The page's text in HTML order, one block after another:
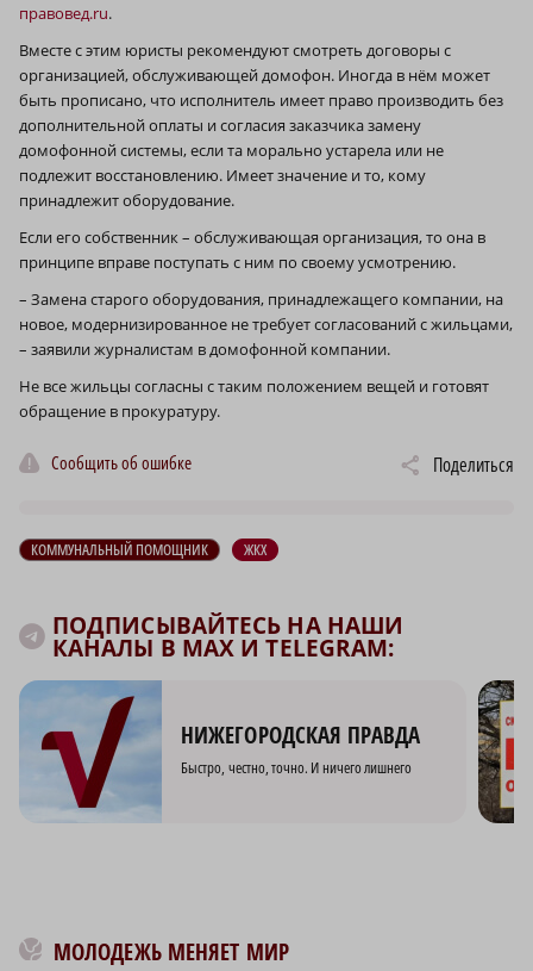
правовед.ru.
Вместе с этим юристы рекомендуют смотреть договоры с
организацией, обслуживающей домофон. Иногда в нём может
быть прописано, что исполнитель имеет право производить без
дополнительной оплаты и согласия заказчика замену
домофонной системы, если та морально устарела или не
подлежит восстановлению. Имеет значение и то, кому
принадлежит оборудование.
Если его собственник – обслуживающая организация, то она в
принципе вправе поступать с ним по своему усмотрению.
– Замена старого оборудования, принадлежащего компании, на
новое, модернизированное не требует согласований с жильцами,
– заявили журналистам в домофонной компании.
Не все жильцы согласны с таким положением вещей и готовят
обращение в прокуратуру.
Сообщить об ошибке Поделиться
КОММУНАЛЬНЫЙ ПОМОЩНИК ЖКХ
ПОДПИСЫВАЙТЕСЬ НА НАШИ
КАНАЛЫ В MAX И TELEGRAM:
НИЖЕГОРОДСКАЯ ПРАВДА
Быстро, честно, точно. И ничего лишнего
МОЛОДЕЖЬ МЕНЯЕТ МИР